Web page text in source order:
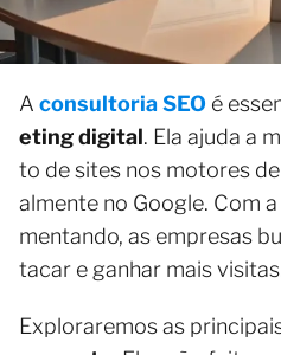
A consultoria SEO é
eting digital. Ela ajuda a
to de sites nos motores
almente no Google. Com
mentando, as empresas
tacar e ganhar mais
Exploraremos as